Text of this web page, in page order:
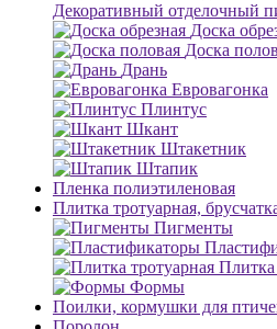
Декоративный отделочный
Доска
Доска
Дрань
Евровагонка
Плинтус
Шкант
Штакетник
Штапик
Пленка полиэтиленовая
Плитка тротуарная,
Пигменты
Плитка
Формы
Поилки, кормушки для